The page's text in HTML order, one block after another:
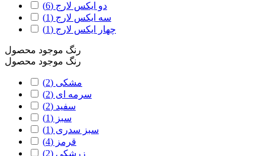
دو ایکس لارج (6)
سه ایکس لارج (1)
چهار ایکس لارج (1)
رنگ موجود محصول
رنگ موجود محصول
مشکی (2)
سرمه ای (2)
سفید (2)
سبز (1)
سبز سدری (1)
قرمز (4)
زرشکی (2)